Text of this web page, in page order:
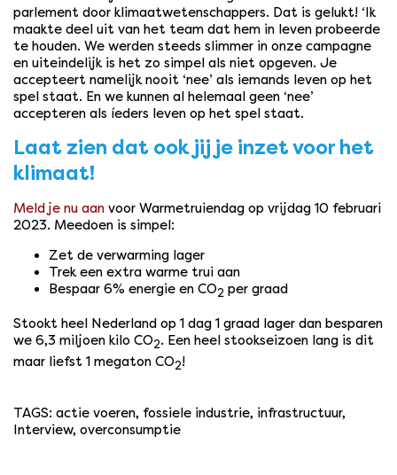
parlement door klimaatwetenschappers. Dat is gelukt! ‘Ik
maakte deel uit van het team dat hem in leven probeerde
te houden. We werden steeds slimmer in onze campagne
en uiteindelijk is het zo simpel als niet opgeven. Je
accepteert namelijk nooit ‘nee’ als iemands leven op het
spel staat. En we kunnen al helemaal geen ‘nee’
accepteren als íeders leven op het spel staat.
Laat zien dat ook jij je inzet voor het
klimaat!
Meld je nu aan voor Warmetruiendag op vrijdag 10 februari
2023. Meedoen is simpel:
Zet de verwarming lager
Trek een extra warme trui aan
Bespaar 6% energie en CO2 per graad
Stookt heel Nederland op 1 dag 1 graad lager dan besparen
we 6,3 miljoen kilo CO2. Een heel stookseizoen lang is dit
maar liefst 1 megaton CO2!
TAGS: actie voeren, fossiele industrie, infrastructuur,
Interview, overconsumptie